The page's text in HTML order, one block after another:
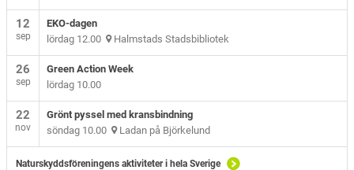
12
sep
EKO-dagen
lördag 12.00 Halmstads Stadsbibliotek
26
sep
Green Action Week
lördag 10.00
22
nov
Grönt pyssel med kransbindning
söndag 10.00 Ladan på Björkelund
Naturskyddsföreningens aktiviteter i hela Sverige